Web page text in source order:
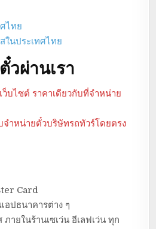
ไทย
ในประเทศไทย
วผ่านเรา
บไซต์ ราคาเดียวกับที่จำหน่าย
จำหน่ายตั๋วบริษัทรถทัวร์โดยตรง
Card
อปธนาคารต่าง ๆ
ภายในร้านเซเว่น อีเลฟเว่น ทุก